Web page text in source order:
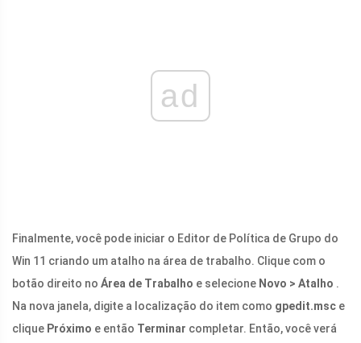
ad
Finalmente, você pode iniciar o Editor de Política de Grupo do
Win 11 criando um atalho na área de trabalho. Clique com o
botão direito no Área de Trabalho e selecione Novo > Atalho .
Na nova janela, digite a localização do item como gpedit.msc e
clique Próximo e então Terminar completar. Então, você verá